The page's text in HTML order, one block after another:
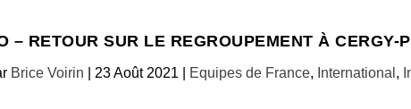
– RETOUR SUR LE REGROUPEMENT À CERGY-
Brice Voirin 23 Août 2021 Equipes de France, International ,